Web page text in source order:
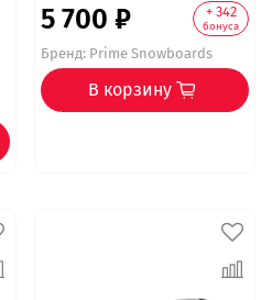
5 700 ₽ + 342
бонуса
Бренд:Prime Snowboards
В корзину